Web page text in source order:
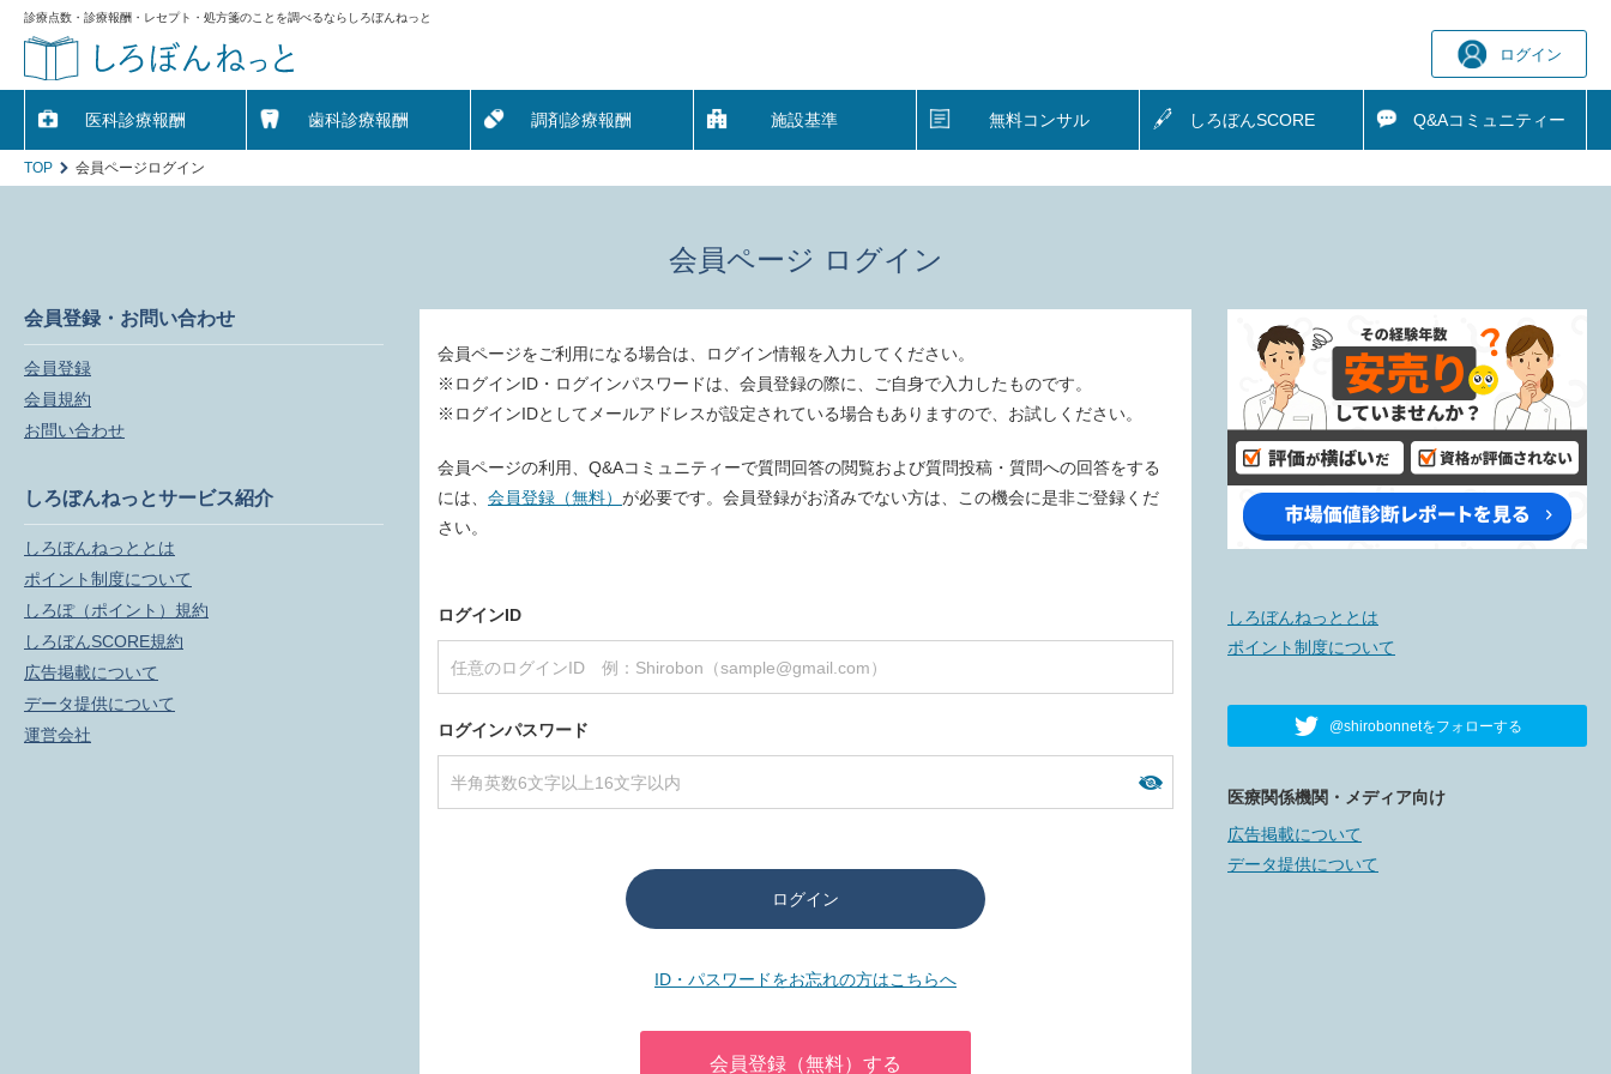
診療点数・診療報酬・レセプト・処方箋のことを調べるならしろぼんねっと
ログイン
医科診療報酬 歯科診療報酬 調剤診療報酬 施設基準 無料コンサル しろぼんSCORE Q&Aコミュニティー
TOP 会員ページログイン
会員ページ ログイン
会員登録・お問い合わせ
会員登録
会員規約
お問い合わせ
しろぼんねっとサービス紹介
しろぼんねっととは
ポイント制度について
しろぽ（ポイント）規約
しろぼんSCORE規約
広告掲載について
データ提供について
運営会社
会員ページをご利用になる場合は、ログイン情報を入力してください。
※ログインID・ログインパスワードは、会員登録の際に、ご自身で入力したものです。
※ログインIDとしてメールアドレスが設定されている場合もありますので、お試しください。
会員ページの利用、Q&Aコミュニティーで質問回答の閲覧および質問投稿・質問への回答をする
には、 会員登録（無料） が必要です。会員登録がお済みでない方は、この機会に是非ご登録くだ
さい。
ログインID
ログインパスワード
ログイン
ID・パスワードをお忘れの方はこちらへ
会員登録（無料）する
しろぼんねっととは
ポイント制度について
@shirobonnetをフォローする
医療関係機関・メディア向け
広告掲載について
データ提供について